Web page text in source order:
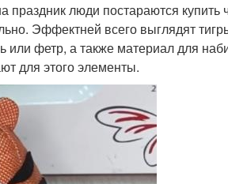
люди постараются купить
Эффектней всего выглядят
или фетр, а также материал для
для этого элементы.